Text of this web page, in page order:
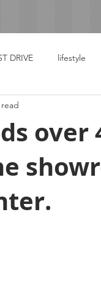
DRIVE lifestyle